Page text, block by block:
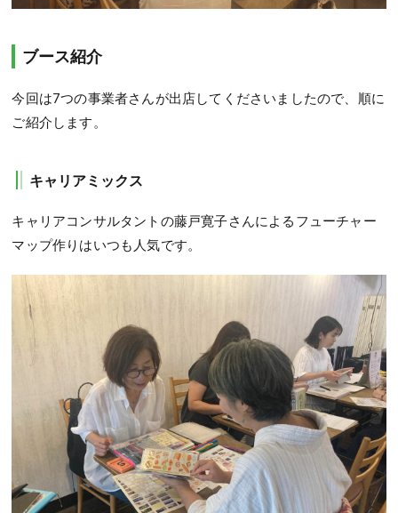
ブース紹介
今回は7つの事業者さんが出店してくださいましたので、順に
ご紹介します。
キャリアミックス
キャリアコンサルタントの藤戸寛子さんによるフューチャー
マップ作りはいつも人気です。